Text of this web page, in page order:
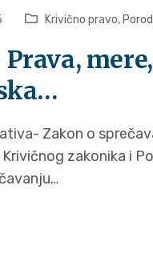
Krivično pravo,
Zakon o
zakonika i